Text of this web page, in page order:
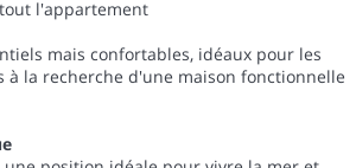
l'appartement
mais confortables, idéaux pour les
à la recherche d'une maison fonctionnelle